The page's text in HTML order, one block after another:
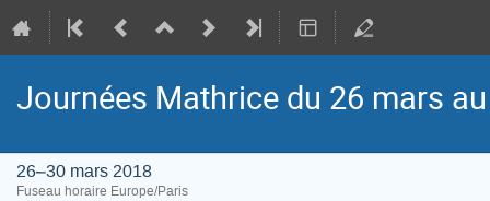
Journées Mathrice du 26 mars
26–30 mars 2018
Fuseau horaire Europe/Paris